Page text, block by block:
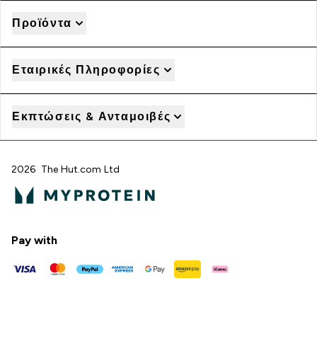
Προϊόντα
Εταιρικές Πληροφορίες
Εκπτώσεις & Ανταμοιβές
2026 The Hut.com Ltd
Pay with